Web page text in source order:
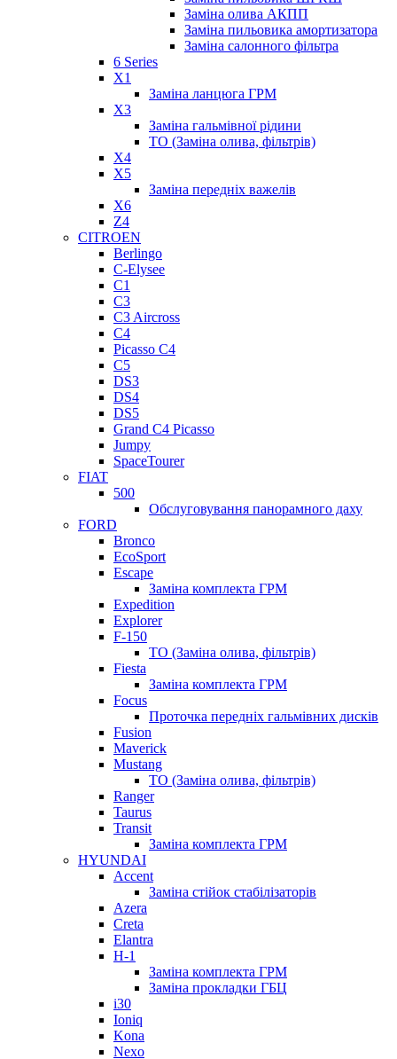
Заміна олива АКПП
Заміна пильовика амортизатора
Заміна салонного фільтра
6 Series
X1
Заміна ланцюга ГРМ
X3
Заміна гальмівної рідини
ТО (Заміна олива, фільтрів)
X4
X5
Заміна передніх важелів
X6
Z4
CITROEN
Berlingo
C-Elysee
C1
C3
C3 Aircross
C4
Picasso C4
C5
DS3
DS4
DS5
Grand C4 Picasso
Jumpy
SpaceTourer
FIAT
500
Обслуговування панорамного даху
FORD
Bronco
EcoSport
Escape
Заміна комплекта ГРМ
Expedition
Explorer
F-150
ТО (Заміна олива, фільтрів)
Fiesta
Заміна комплекта ГРМ
Focus
Проточка передніх гальмівних дисків
Fusion
Maverick
Mustang
ТО (Заміна олива, фільтрів)
Ranger
Taurus
Transit
Заміна комплекта ГРМ
HYUNDAI
Accent
Заміна стійок стабілізаторів
Azera
Creta
Elantra
H-1
Заміна комплекта ГРМ
Заміна прокладки ГБЦ
i30
Ioniq
Kona
Nexo